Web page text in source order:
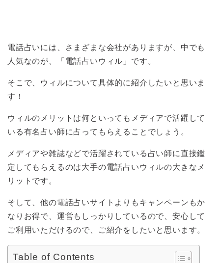
電話占いには、さまざまな会社がありますが、中でも
人気なのが、「電話占いウィル」です。
そこで、ウィルについて具体的に紹介したいと思いま
す！
ウィルのメリットは何といってもメディアで活躍して
いる有名占い師に占ってもらえることでしょう。
メディアや雑誌などで活躍されている占い師に直接鑑
定してもらえるのは大手の電話占いウィルの大きなメ
リットです。
そして、他の電話占いサイトよりもキャンペーンもか
なりお得で、運営もしっかりしているので、安心して
ご利用いただけるので、ご紹介をしたいと思います。
Table of Contents